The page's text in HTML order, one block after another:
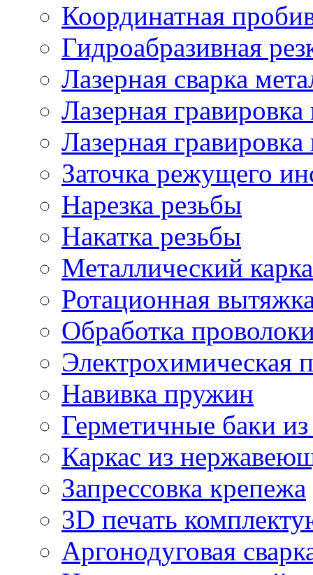
Координатная
Гидроабразивная
Лазерная сварка
Лазерная гравировка
Лазерная
Заточка режущего
Нарезка резьбы
Накатка резьбы
Металлический
Ротационная
Обработка
Электрохимическая
Навивка пружин
Герметичные баки
Каркас из
Запрессовка крепежа
3D печать
Аргонодуговая